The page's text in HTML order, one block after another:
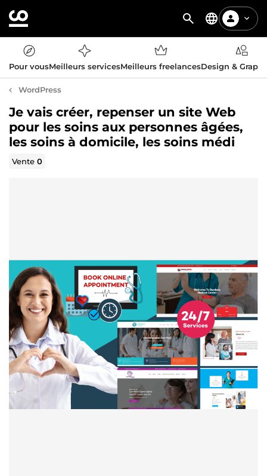
Pour vousMeilleurs servicesMeilleurs freelancesDesign &
WordPress
Je vais créer, repenser un site Web
pour les soins aux personnes âgées,
les soins à domicile, les soins médi
Vente0